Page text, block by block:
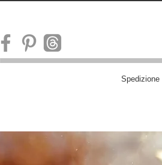
Spedizione